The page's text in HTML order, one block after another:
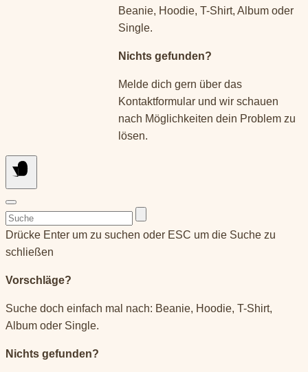
Beanie, Hoodie, T-Shirt, Album oder
Single.
Nichts gefunden?
Melde dich gern über das
Kontaktformular und wir schauen
nach Möglichkeiten dein Problem zu
lösen.
Suchen
nach:
Drücke Enter um zu suchen oder ESC um die Suche zu
schließen
Vorschläge?
Suche doch einfach mal nach: Beanie, Hoodie, T-Shirt,
Album oder Single.
Nichts gefunden?